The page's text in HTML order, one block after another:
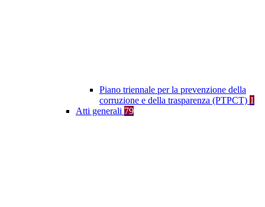
Piano triennale per la prevenzione della
corruzione e della trasparenza (PTPCT) 1
Atti generali 79